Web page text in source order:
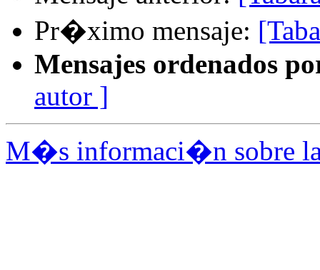
Pr�ximo mensaje:
Mensajes ordenados
autor ]
M�s informaci�n sobre